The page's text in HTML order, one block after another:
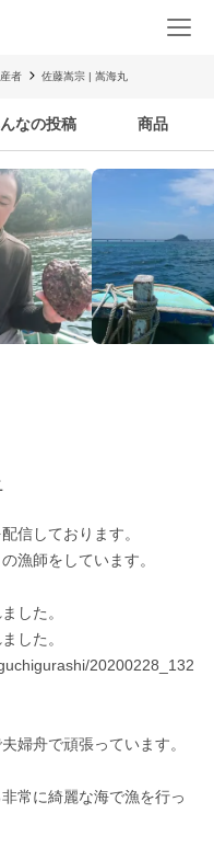
者 佐藤嵩宗 | 嵩海丸
なの投稿 商品
信しております。
漁師をしています。
した。
した。
20200228_132
婦舟で頑張っています。
常に綺麗な海で漁を行っ